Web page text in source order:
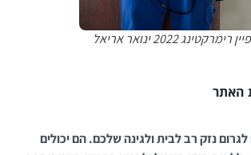
רימרקטינג 2022 ינואר אריאל
האתר
נזק רב לבית ולגינה שלכם. הם יכולים